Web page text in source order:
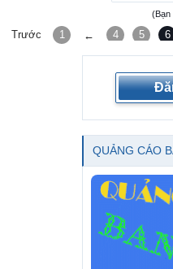
(Bạn
Trước 1 ← 4 5 6
QUẢNG CÁO